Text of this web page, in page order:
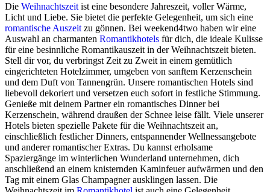
Die Weihnachtszeit ist eine besondere Jahreszeit, voller Wärme,
Licht und Liebe. Sie bietet die perfekte Gelegenheit, um sich eine
romantische Auszeit zu gönnen. Bei weekend4two haben wir eine
Auswahl an charmanten Romantikhotels für dich, die ideale Kulisse
für eine besinnliche Romantikauszeit in der Weihnachtszeit bieten.
Stell dir vor, du verbringst Zeit zu Zweit in einem gemütlich
eingerichteten Hotelzimmer, umgeben von sanftem Kerzenschein
und dem Duft von Tannengrün. Unsere romantischen Hotels sind
liebevoll dekoriert und versetzen euch sofort in festliche Stimmung.
Genieße mit deinem Partner ein romantisches Dinner bei
Kerzenschein, während draußen der Schnee leise fällt. Viele unserer
Hotels bieten spezielle Pakete für die Weihnachtszeit an,
einschließlich festlicher Dinners, entspannender Wellnessangebote
und anderer romantischer Extras. Du kannst erholsame
Spaziergänge im winterlichen Wunderland unternehmen, dich
anschließend an einem knisternden Kaminfeuer aufwärmen und den
Tag mit einem Glas Champagner ausklingen lassen. Die